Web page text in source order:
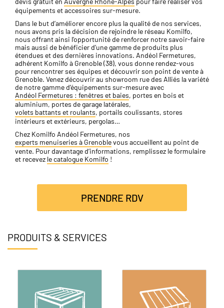
équipements et accessoires sur-mesure.
Dans le but d’améliorer encore plus la qualité de nos services,
nous avons pris la décision de rejoindre le réseau Komilfo,
nous offrant ainsi l’opportunité de renforcer notre savoir-faire
mais aussi de bénéficier d’une gamme de produits plus
étendues et des dernières innovations. Andéol Fermetures,
adhérent Komilfo à Grenoble (38), vous donne rendez-vous
pour rencontrer ses équipes et découvrir son point de vente à
Grenoble. Venez découvrir au showroom rue des Alliés la variété
de notre gamme d’équipements sur-mesure avec
Andéol Fermetures : fenêtres et baies, portes en bois et
aluminium, portes de garage latérales,
volets battants et roulants, portails coulissants, stores
intérieurs et extérieurs, pergolas…
Chez Komilfo Andéol Fermetures, nos
experts menuiseries à Grenoblevous accueillent au point de
vente. Pour davantage d’informations, remplissez le formulaire
et recevez le catalogue Komilfo !
PRENDRE RDV
PRODUITS & SERVICES